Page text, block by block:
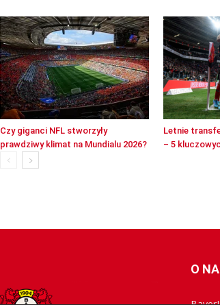
Czy giganci NFL stworzyły
prawdziwy klimat na Mundialu 2026?
Letnie
– 5
O